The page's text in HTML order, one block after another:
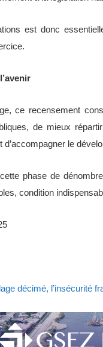
est donc
ce recensement
de mieux
le
phase de
condition
décimé, l’insécurité